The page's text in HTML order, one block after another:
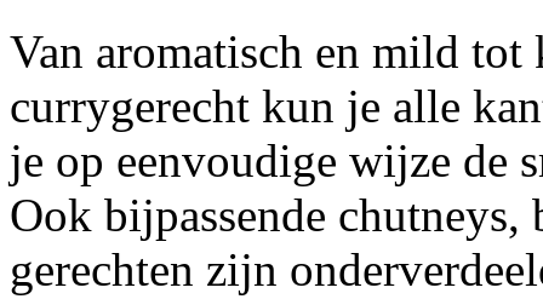
Van aromatisch en mild
currygerecht kun je alle
je op eenvoudige wijze de
Ook bijpassende
gerechten zijn